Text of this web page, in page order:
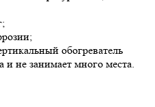
обогреватель
не занимает много места.